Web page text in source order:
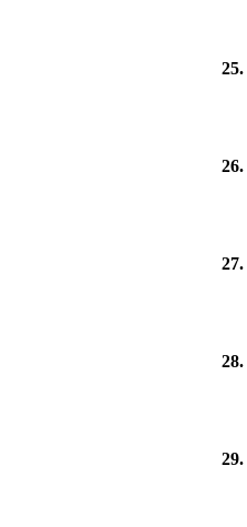
25.
26.
27.
28.
29.